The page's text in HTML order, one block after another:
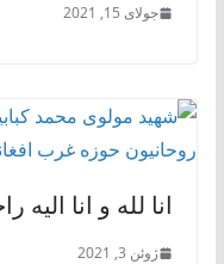
جولای 15, 2021
انا لله و انا الیه
ژوئن 3, 2021